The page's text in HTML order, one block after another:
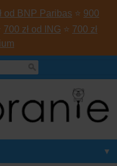
od BNP Paribas ⭐ 900
700 zł od ING ⭐ 700 zł
▼